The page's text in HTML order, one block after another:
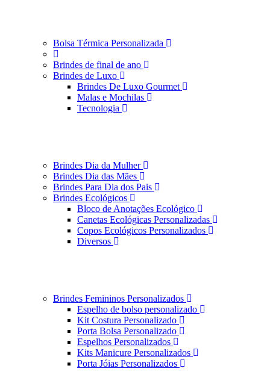
Bolsa Térmica Personalizada
Brindes de final de ano
Brindes de Luxo
Brindes De Luxo Gourmet
Malas e Mochilas
Tecnologia
Brindes Dia da Mulher
Brindes Dia das Mães
Brindes Para Dia dos Pais
Brindes Ecológicos
Bloco de Anotações Ecológico
Canetas Ecológicas Personalizadas
Copos Ecológicos Personalizados
Diversos
Brindes Femininos Personalizados
Espelho de bolso personalizado
Kit Costura Personalizado
Porta Bolsa Personalizado
Espelhos Personalizados
Kits Manicure Personalizados
Porta Jóias Personalizados